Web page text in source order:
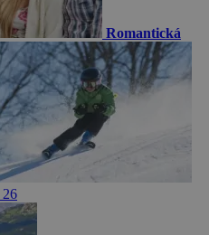
Romantická
26